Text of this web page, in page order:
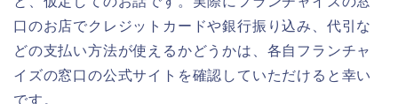
口のお店でクレジットカードや銀行振り込み、代引な
どの支払い方法が使えるかどうかは、各自フランチャ
イズの窓口の公式サイトを確認していただけると幸い
です。